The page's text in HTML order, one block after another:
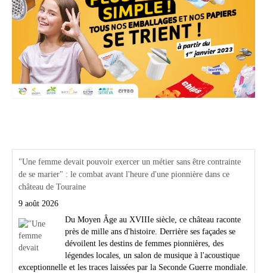
"Une femme devait pouvoir exercer un métier sans être contrainte
de se marier" : le combat avant l'heure d'une pionnière dans ce
château de Touraine
9 août 2026
Du Moyen Âge au XVIIIe siècle, ce château raconte
près de mille ans d'histoire. Derrière ses façades se
dévoilent les destins de femmes pionnières, des
légendes locales, un salon de musique à l'acoustique
exceptionnelle et les traces laissées par la Seconde Guerre mondiale.